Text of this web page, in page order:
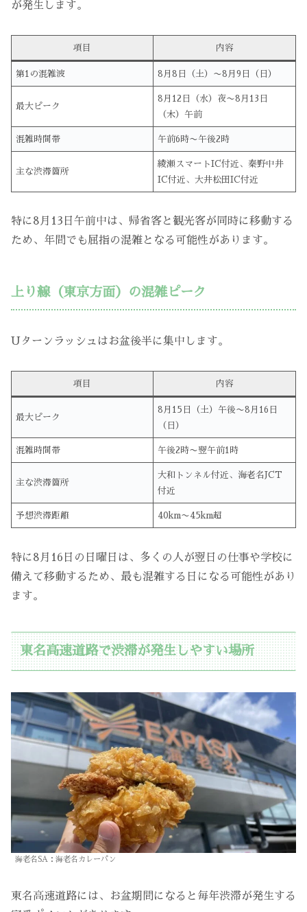
が発生します。
項目 内容
第1の混雑波 8月8日（土）〜8月9日（日）
最大ピーク
8月12日（水）夜〜8月13日
（木）午前
混雑時間帯 午前6時〜午後2時
主な渋滞箇所
綾瀬スマートIC付近、秦野中井
IC付近、大井松田IC付近
特に8月13日午前中は、帰省客と観光客が同時に移動する
ため、年間でも屈指の混雑となる可能性があります。
上り線（東京方面）の混雑ピーク
Uターンラッシュはお盆後半に集中します。
項目 内容
最大ピーク
8月15日（土）午後〜8月16日
（日）
混雑時間帯 午後2時〜翌午前1時
主な渋滞箇所
大和トンネル付近、海老名JCT
付近
予想渋滞距離 40km〜45km超
特に8月16日の日曜日は、多くの人が翌日の仕事や学校に
備えて移動するため、最も混雑する日になる可能性があり
ます。
東名高速道路で渋滞が発生しやすい場所
海老名SA：海老名カレーパン
東名高速道路には、お盆期間になると毎年渋滞が発生する